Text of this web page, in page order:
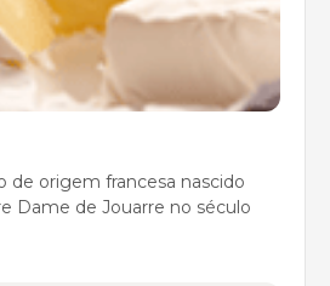
de origem francesa nascido
Dame de Jouarre no século